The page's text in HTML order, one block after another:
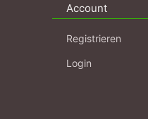
Account
Registrieren
Login